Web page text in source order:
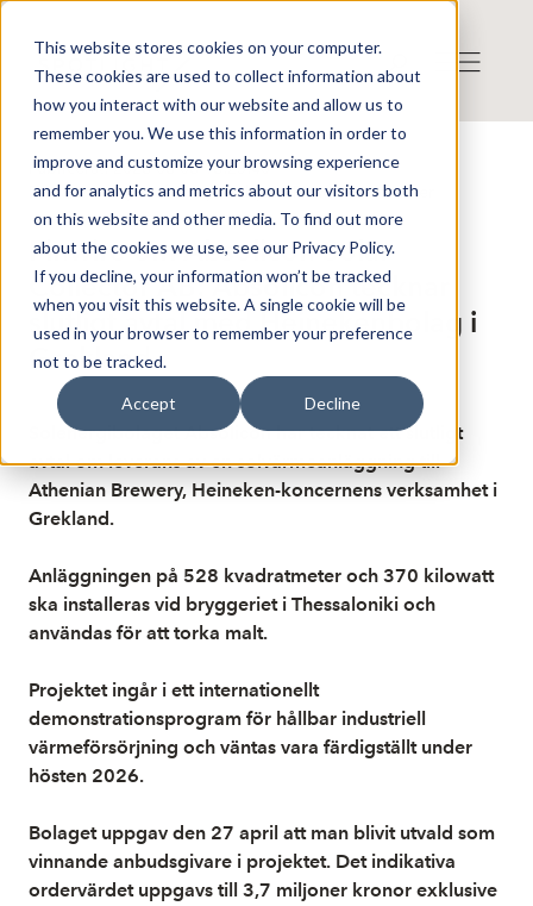
This website stores cookies on your computer.
These cookies are used to collect information about
how you interact with our website and allow us to
remember you. We use this information in order to
improve and customize your browsing experience
and for analytics and metrics about our visitors both
on this website and other media. To find out more
about the cookies we use, see our Privacy Policy.
If you decline, your information won’t be tracked
when you visit this website. A single cookie will be
used in your browser to remember your preference
not to be tracked.
Accept Decline
Publicerat: 2026-06-08 16:23:40
Detta är en nyhet från nyhetsbyrån FinwireDisclaimer
Finwire om Absolicon Solar
Collector AB: Absolicon tecknar
slutligt avtal med Heinekenbolag i
Grekland
Solenergibolaget Absolicon har tecknat ett slutligt
avtal om leverans av en solvärmeanläggning till
Athenian Brewery, Heineken-koncernens verksamhet i
Grekland.
Anläggningen på 528 kvadratmeter och 370 kilowatt
ska installeras vid bryggeriet i Thessaloniki och
användas för att torka malt.
Projektet ingår i ett internationellt
demonstrationsprogram för hållbar industriell
värmeförsörjning och väntas vara färdigställt under
hösten 2026.
Bolaget uppgav den 27 april att man blivit utvald som
vinnande anbudsgivare i projektet. Det indikativa
ordervärdet uppgavs till 3,7 miljoner kronor exklusive